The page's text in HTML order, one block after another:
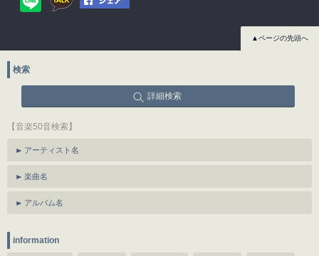
▲ページの先頭へ
検索
詳細検索
【音楽50音検索】
アーティスト名
楽曲名
アルバム名
information